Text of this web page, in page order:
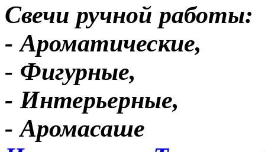
Свечи ручной работы:
- Ароматические,
- Фигурные,
- Интерьерные,
- Аромасаше